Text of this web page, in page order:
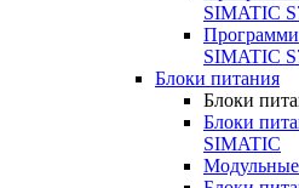
SIMATIC
SIMATIC
Блоки питания
Блоки
Блоки
SIMATIC